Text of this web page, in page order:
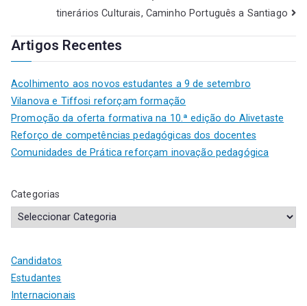
tinerários Culturais, Caminho Português a Santiago
Artigos Recentes
Acolhimento aos novos estudantes a 9 de setembro
Vilanova e Tiffosi reforçam formação
Promoção da oferta formativa na 10.ª edição do Alivetaste
Reforço de competências pedagógicas dos docentes
Comunidades de Prática reforçam inovação pedagógica
Categorias
Candidatos
Estudantes
Internacionais